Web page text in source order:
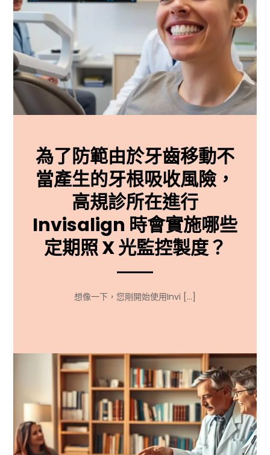
為了防範由於牙齒移動不
當產生的牙根吸收風險，
高規診所在進行
Invisalign 時會實施哪些
定期照 X 光監控製度？
想像一下，您剛開始使用Invi […]